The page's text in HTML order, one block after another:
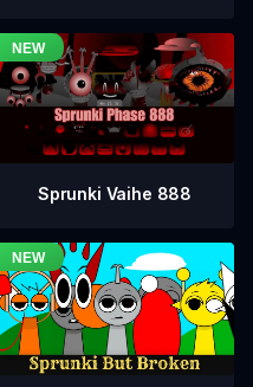
Sprunki Vaihe 888